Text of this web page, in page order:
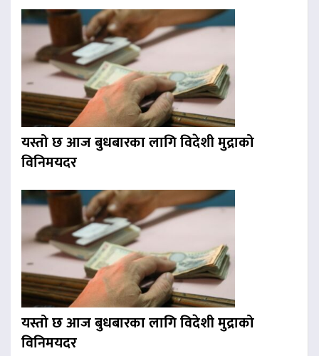
यस्तो छ आज बुधबारका लागि विदेशी मुद्राको
विनिमयदर
यस्तो छ आज बुधबारका लागि विदेशी मुद्राको
विनिमयदर